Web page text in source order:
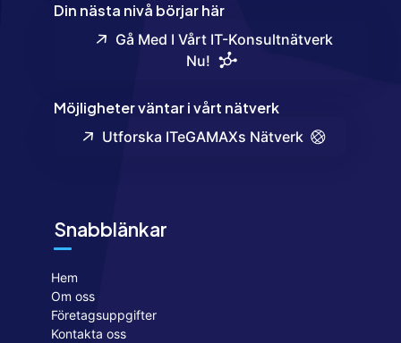
Din nästa nivå börjar här
Gå Med I Vårt IT-Konsultnätverk
Nu!
Möjligheter väntar i vårt nätverk
Utforska ITeGAMAXs Nätverk
Snabblänkar
Hem
Om oss
Företagsuppgifter
Kontakta oss